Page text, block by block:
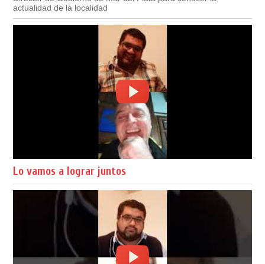
actualidad de la localidad
Lo vamos a lograr juntos